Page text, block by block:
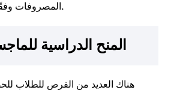
المصروفات وفقًا للوائح الجامعة.
المنح الدراسية
هناك العديد من الفرص للطلاب